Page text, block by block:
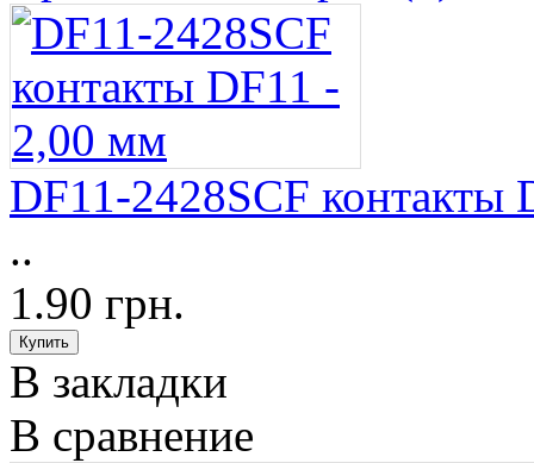
DF11-2428SCF контакты
..
1.90 грн.
В закладки
В сравнение